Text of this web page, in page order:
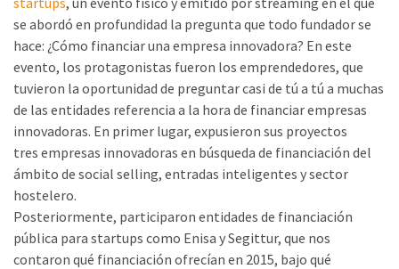
se abordó en profundidad la pregunta que todo fundador se
hace: ¿Cómo financiar una empresa innovadora? En este
evento, los protagonistas fueron los emprendedores, que
tuvieron la oportunidad de preguntar casi de tú a tú a muchas
de las entidades referencia a la hora de financiar empresas
innovadoras. En primer lugar, expusieron sus proyectos
tres empresas innovadoras en búsqueda de financiación del
ámbito de social selling, entradas inteligentes y sector
hostelero.
Posteriormente, participaron entidades de financiación
pública para startups como Enisa y Segittur, que nos
contaron qué financiación ofrecían en 2015, bajo qué